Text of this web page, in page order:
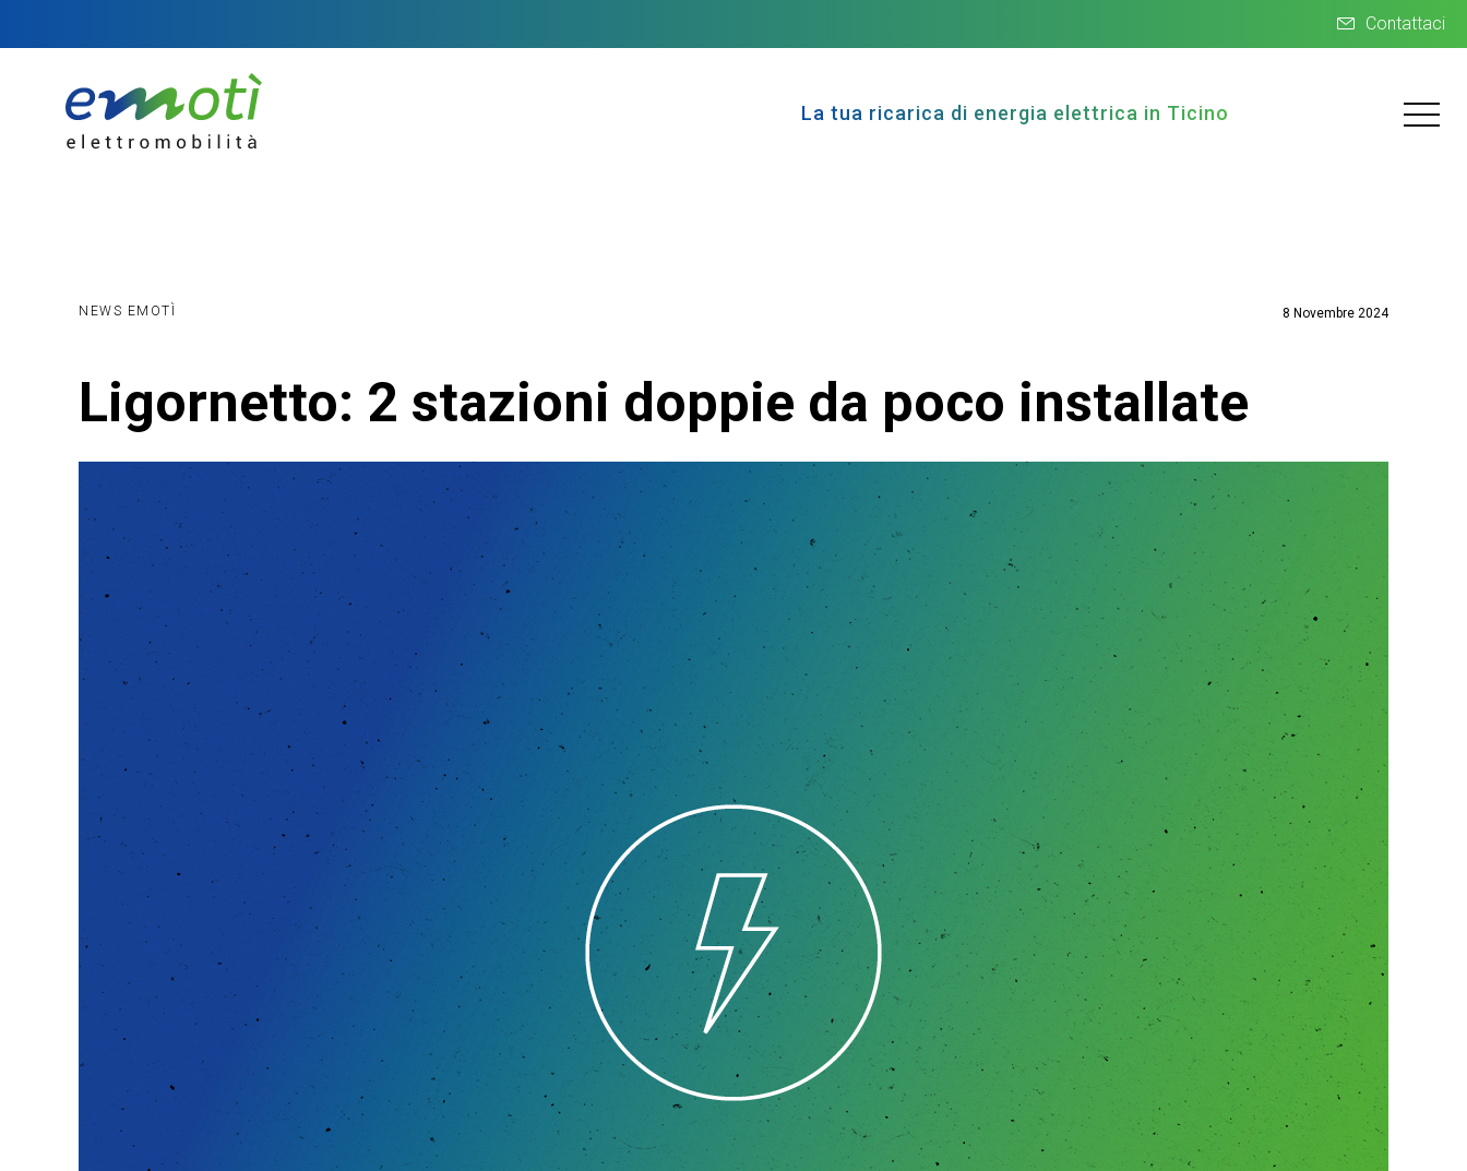
Contattaci
La tua ricarica di energia elettrica in Ticino
NEWS EMOTÌ 8 Novembre 2024
Ligornetto: 2 stazioni doppie da poco installate